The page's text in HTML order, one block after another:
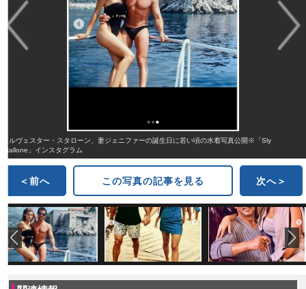
シルヴェスター・スタローン、妻ジェニファーの誕生日に若い頃の水着写真公開※「Sly
Stallone」インスタグラム
＜前へ この写真の記事を見る 次へ＞